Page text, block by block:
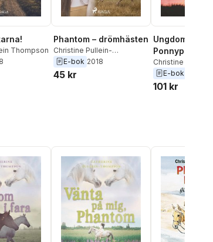
Thompson
Phantom – drömhästen
Christine Pullein-
Thompson
E-bok 2018
45 kr
in!
Christine Pullein
E-bok
101 kr